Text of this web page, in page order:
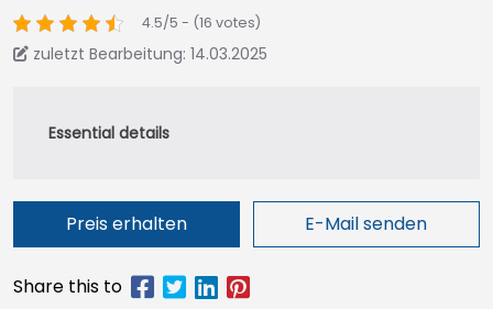
4.5/5 - (16 votes)
zuletzt Bearbeitung: 14.03.2025
Preis erhalten E-Mail senden